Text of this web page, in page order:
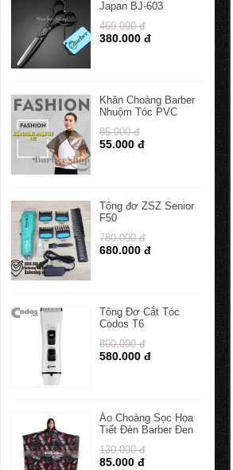
Japan BJ-603
460.000 đ
380.000 đ
Khăn Choàng Barber
Nhuộm Tóc PVC
85.000 đ
55.000 đ
Tông đơ ZSZ Senior
F50
780.000 đ
680.000 đ
Tông Đơ Cắt Tóc
Codos T6
800.000 đ
580.000 đ
Áo Choàng Sọc Họa
Tiết Đèn Barber Đen
130.000 đ
85.000 đ